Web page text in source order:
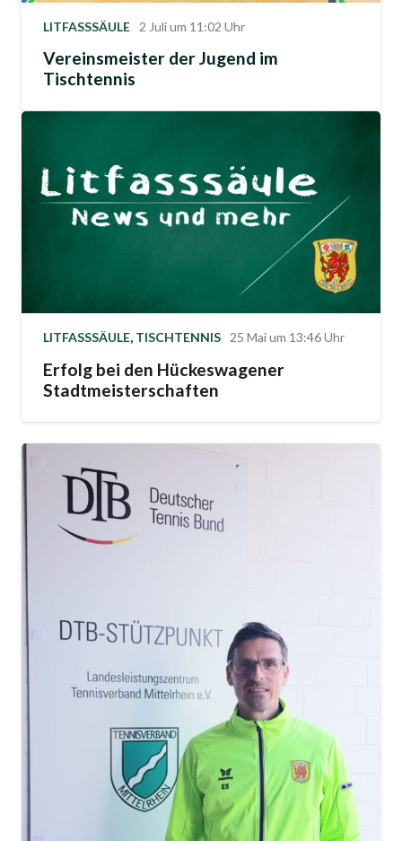
LITFASSSÄULE 2 Juli um 11:02 Uhr
Vereinsmeister der Jugend im
Tischtennis
LITFASSSÄULE, TISCHTENNIS 25 Mai um 13:46 Uhr
Erfolg bei den Hückeswagener
Stadtmeisterschaften